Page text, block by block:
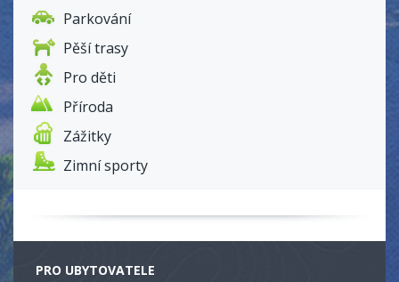
Parkování
Pěší trasy
Pro děti
Příroda
Zážitky
Zimní sporty
PRO UBYTOVATELE